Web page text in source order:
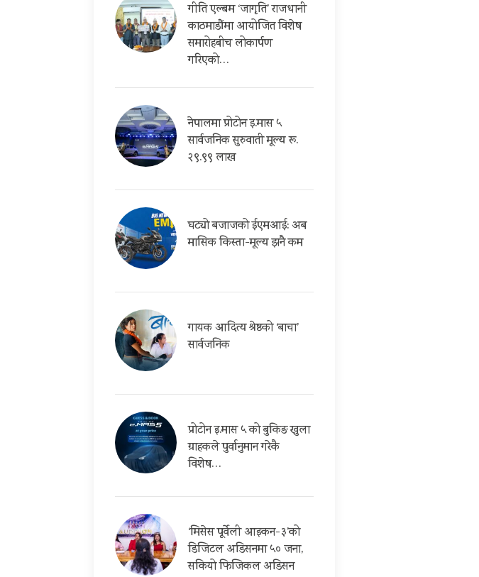
गीति एल्बम ‘जागृति’ राजधानी
काठमाडौंमा आयोजित विशेष
समारोहबीच लोकार्पण
गरिएको…
नेपालमा प्रोटोन इ.मास ५
सार्वजनिक सुरुवाती मूल्य रू.
२९.९९ लाख
घट्यो बजाजको ईएमआई: अब
मासिक किस्ता-मूल्य झनै कम
गायक आदित्य श्रेष्ठको ‘बाचा’
सार्वजनिक
प्रोटोन इ.मास ५ को बुकिङ खुला
ग्राहकले पुर्वानुमान गरेकै
विशेष…
‘मिसेस पूर्वेली आइकन-३’को
डिजिटल अडिसनमा ५० जना,
सकियो फिजिकल अडिसन